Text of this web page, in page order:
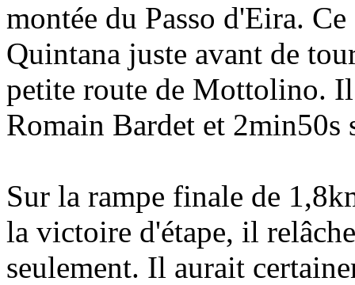
montée du Passo d'Eira.
Quintana juste avant de
petite route de Mottolino.
Romain Bardet et
Sur la rampe finale de
la victoire d'étape, il
seulement. Il aurait